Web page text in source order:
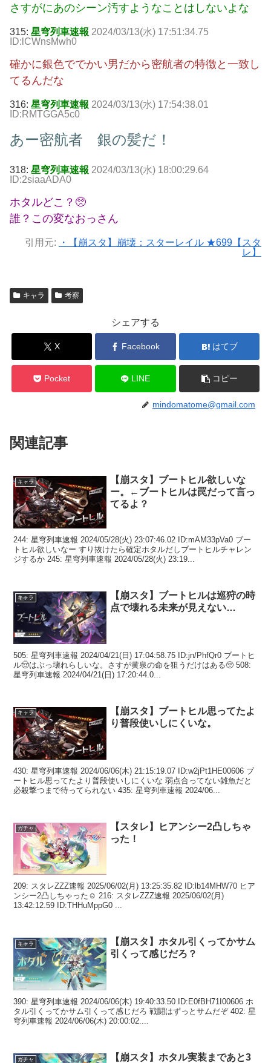
さすがにあのシーン汚すようなことはしないよな
315: 星穹列車速報 2024/03/13(水) 17:51:34.75
ID:lCWnsMwh0
確かに銀色ででかい男だから密航者の特徴と一致し
てるんだな
316: 星穹列車速報 2024/03/13(水) 17:54:38.01
ID:RMTGGA5c0
あー密航者 銀の髪だ！
318: 星穹列車速報 2024/03/13(水) 18:00:29.64
ID:2siaaADA0
ホタルどこ？🥺
誰？この変なおっさん
引用元:
・【崩スタ】崩壊：スターレイル ★699【スタ
レ】
キャラ 考察
シェアする
X Facebook はてブ
Pocket LINE コピー
mindomatome@gmail.com
関連記事
キャラ
【崩スタ】ブートヒル欲しいな
ー。←ブートヒルは罠だって言っ
てるよ？
244: 星穹列車速報 2024/05/28(火) 23:07:46.02 ID:mAM33pVa0 ブー
トヒル欲しいなー すり抜けたら確定ホタルだしブートヒルチャレン
ジするか 245: 星穹列車速報 2024/05/28(火) 23:19...
キャラ
【崩スタ】ブートヒルは巡狩の時
点で壊れる未来が見えない…
505: 星穹列車速報 2024/04/21(日) 17:04:58.75 ID:jn/PhfQr0 ブートヒ
ル🤠はぶっ壊れらしいな。さすが黄泉の命を狙うだけはある🥺 508:
星穹列車速報 2024/04/21(日) 17:20:44.0...
キャラ
【崩スタ】ブートヒル思ってたよ
り普段使いしにくいな。
430: 星穹列車速報 2024/06/06(木) 21:15:19.07 ID:w2jPt1HE00606 ブ
ートヒル思ってたより普段使いしにくいな 弱点合ってない雑魚だと
必殺撃つまで待ってられない 435: 星穹列車速報 2024/06...
ガチャ
【スタレ】ヒアンシー2凸しちゃ
った！
209: スタレZZZ速報 2025/06/02(月) 13:25:35.82 ID:lb14MHW70 ヒア
ンシー2凸しちゃった☺ 216: スタレZZZ速報 2025/06/02(月)
13:42:12.59 ID:THHuMppG0 ...
キャラ
【崩スタ】ホタル引くってかサム
引くって感じだろ？
390: 星穹列車速報 2024/06/06(木) 19:40:33.50 ID:E0fBH71I00606 ホ
タル引くってかサム引くって感じだろ 戦闘はずっとサムだぞ 402: 星
穹列車速報 2024/06/06(木) 20:00:02....
ガチャ
【崩スタ】ホタル実装まであと3